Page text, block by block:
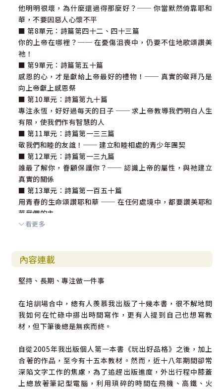
他明明很壞，為什麼還過得那麼好？── 你當默然倚靠耶和
華，不要因惡人心懷不平
■ 第8單元：詩篇第四十二、四十三篇
你的上帝在哪裡？── 在憂傷沮喪中，仍要不住地歌頌讚美
祂！
■ 第9單元：詩篇第五十篇
感恩的心，才是獻給上帝最好的禮物！── 真實的敬拜乃是
向上帝獻上感恩祭
■ 第10單元：詩篇第九十篇
專注永恆，好好過每天的日子 ── 求上帝教導我們明白人生
有限，使我們作有智慧的人
■ 第11單元：詩篇第一三三篇
敬我們和睦的友誼！── 建立和睦相處的青少年團契
■ 第12單元：詩篇第一三九篇
誰最了解你，眷顧保護你？── 認識上帝的屬性，與祂建立
真實的關係
■ 第13單元：詩篇第一百五十篇
用青春的生命頌讚耶和華 ── 在任何處境中，都要讚美耶和
華我們的主
內含本書十三個單元教材授課所需之文字資料與閱讀經文。
二、各單元教學附件檔案
三、動態式小組查經教材介紹
《讓查經動起來！──動態式小組查經的引導技巧》
《腓立比書動起來！》
《馬可福音動起來！》
《羅馬書動起來！》
看更多
內容連載
堅持、長期、專注做一件事
在培訓場合中，總有人羨慕我出版了十幾本書，很不解地問
我如何在忙碌中挪出時間寫作，更有人提到自己也想寫教
材，但下筆後總是無疾而終。
自從2005年我出版個人第一本書《玩出好品格》之後，加上
合著的作品，至今有十五本教材。然而，近十八年期間卻常
深陷文字工作的焦慮，為了追趕出版進度，外出行程中膝蓋
上總放著筆記型電腦，利用瑣碎的時間在飛機、高鐵、火